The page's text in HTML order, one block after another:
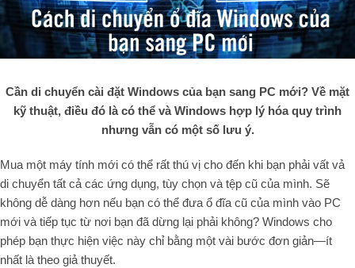
Cần di chuyển cài đặt Windows của bạn sang PC mới? Về mặt
kỹ thuật, điều đó là có thể và Windows hợp lý hóa quy trình
nhưng vẫn có một số lưu ý.
Mua một máy tính mới có thể rất thú vị cho đến khi bạn phải vất vả
di chuyển tất cả các ứng dụng, tùy chọn và tệp cũ của mình. Sẽ
không dễ dàng hơn nếu bạn có thể đưa ổ đĩa cũ của mình vào PC
mới và tiếp tục từ nơi bạn đã dừng lại phải không? Windows cho
phép bạn thực hiện việc này chỉ bằng một vài bước đơn giản—ít
nhất là theo giả thuyết.